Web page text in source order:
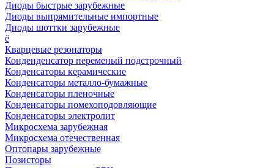
Диоды быстрые зарубежные
Диоды выпрямительные импортные
Диоды шоттки зарубежные
ё
Кварцевые резонаторы
Конденденсатор переменый подстрочный
Конденсаторы керамические
Конденсаторы металло-бумажные
Конденсаторы пленочные
Конденсаторы помехоподовляющие
Конденсаторы электролит
Микросхема зарубежная
Микросхема отечественная
Оптопары зарубежные
Позисторы